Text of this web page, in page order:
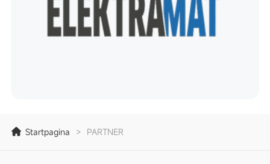
Startpagina > PARTNER